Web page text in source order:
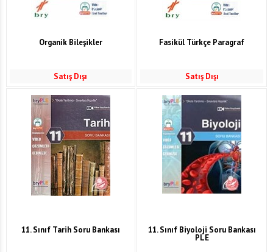
Organik Bileşikler
Satış Dışı
Fasikül Türkçe Paragraf
Satış Dışı
11. Sınıf Tarih Soru Bankası 11. Sınıf Biyoloji Soru Bankası
PLE